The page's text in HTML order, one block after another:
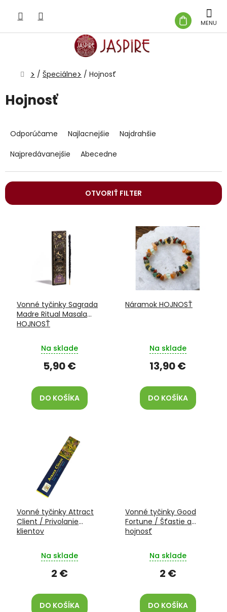
obsah
KOŠÍK
Domov
/ Špeciálne / Hojnosť
Hojnosť
a
e
e
p
Odporúčame Najlacnejšie
Najdrahšie
Najpredávanejšie
Abecedne
OTVORIŤ FILTER
Vonné tyčinky Sagrada
Madre Ritual Masala
HOJNOSŤ
Na sklade
5,90 €
DO KOŠÍKA
Náramok HOJNOSŤ
Na sklade
13,90 €
DO KOŠÍKA
Vonné tyčinky Attract
Client / Privolanie
klientov
Na sklade
2 €
DO KOŠÍKA
Vonné tyčinky Good
Fortune / Šťastie a
hojnosť
Na sklade
2 €
DO KOŠÍKA